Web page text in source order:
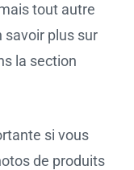
tout autre
savoir plus sur
la section
si vous
de produits